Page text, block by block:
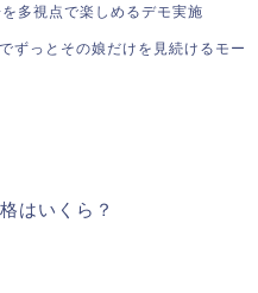
多視点で楽しめるデモ実施
ずっとその娘だけを見続けるモー
はいくら？